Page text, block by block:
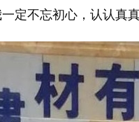
定不忘初心，认认真